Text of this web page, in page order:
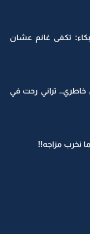
تكفى غانم عشان
خاطري.. تراني رحت في
نخرب مزاجه!!